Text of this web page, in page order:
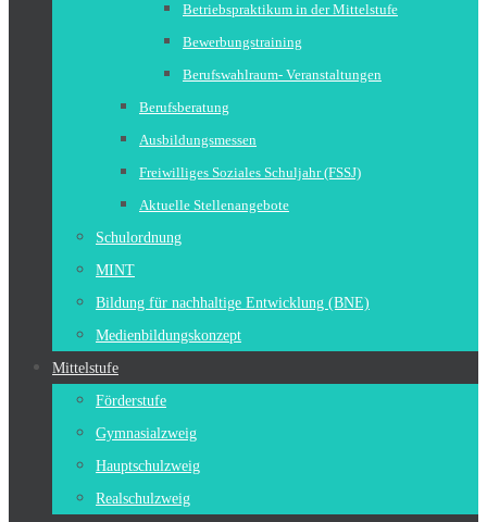
Betriebspraktikum in der Mittelstufe
Bewerbungstraining
Berufswahlraum- Veranstaltungen
Berufsberatung
Ausbildungsmessen
Freiwilliges Soziales Schuljahr (FSSJ)
Aktuelle Stellenangebote
Schulordnung
MINT
Bildung für nachhaltige Entwicklung (BNE)
Medienbildungskonzept
Mittelstufe
Förderstufe
Gymnasialzweig
Hauptschulzweig
Realschulzweig